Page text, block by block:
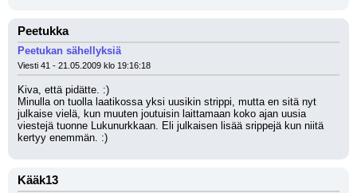
Peetukka
Peetukan sähellyksiä
Viesti 41 - 21.05.2009 klo 19:16:18
Kiva, että pidätte. :)
Minulla on tuolla laatikossa yksi uusikin strippi, mutta en sitä nyt
julkaise vielä, kun muuten joutuisin laittamaan koko ajan uusia
viestejä tuonne Lukunurkkaan. Eli julkaisen lisää srippejä kun niitä
kertyy enemmän. :)
Kääk13